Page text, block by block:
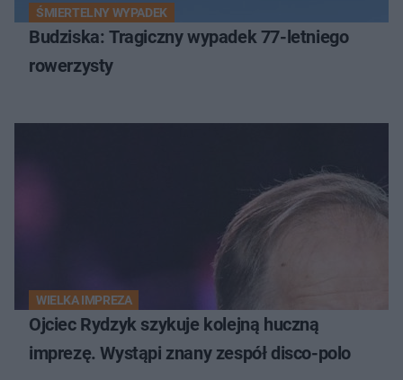
ŚMIERTELNY WYPADEK
Budziska: Tragiczny wypadek 77-letniego
rowerzysty
WIELKA IMPREZA
Ojciec Rydzyk szykuje kolejną huczną
imprezę. Wystąpi znany zespół disco-polo